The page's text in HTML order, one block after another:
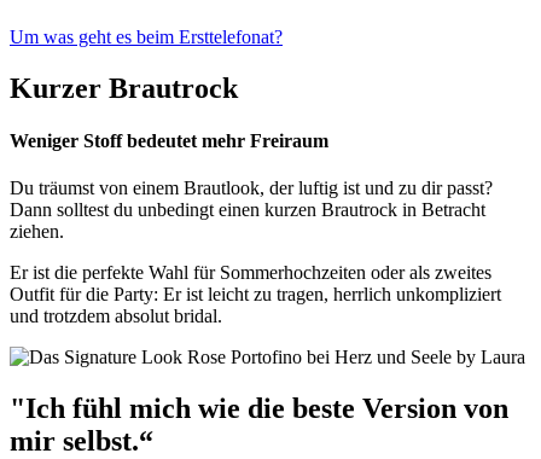
Um was geht es beim Ersttelefonat?
Kurzer Brautrock
Weniger Stoff bedeutet mehr Freiraum
Du träumst von einem Brautlook, der luftig ist und zu dir passt?
Dann solltest du unbedingt einen kurzen Brautrock in Betracht
ziehen.
Er ist die perfekte Wahl für Sommerhochzeiten oder als zweites
Outfit für die Party: Er ist leicht zu tragen, herrlich unkompliziert
und trotzdem absolut bridal.
"Ich fühl mich wie die beste Version von
mir selbst.“